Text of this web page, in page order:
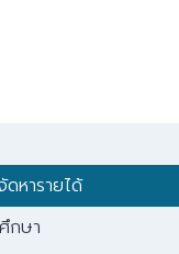
ดหารายได้
กษา